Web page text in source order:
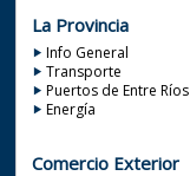
La Provincia
Info General
Transporte
Puertos de Entre Ríos
Energía
Comercio Exterior